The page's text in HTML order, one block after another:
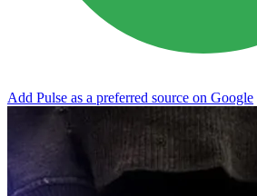
Add Pulse as a preferred source on Google